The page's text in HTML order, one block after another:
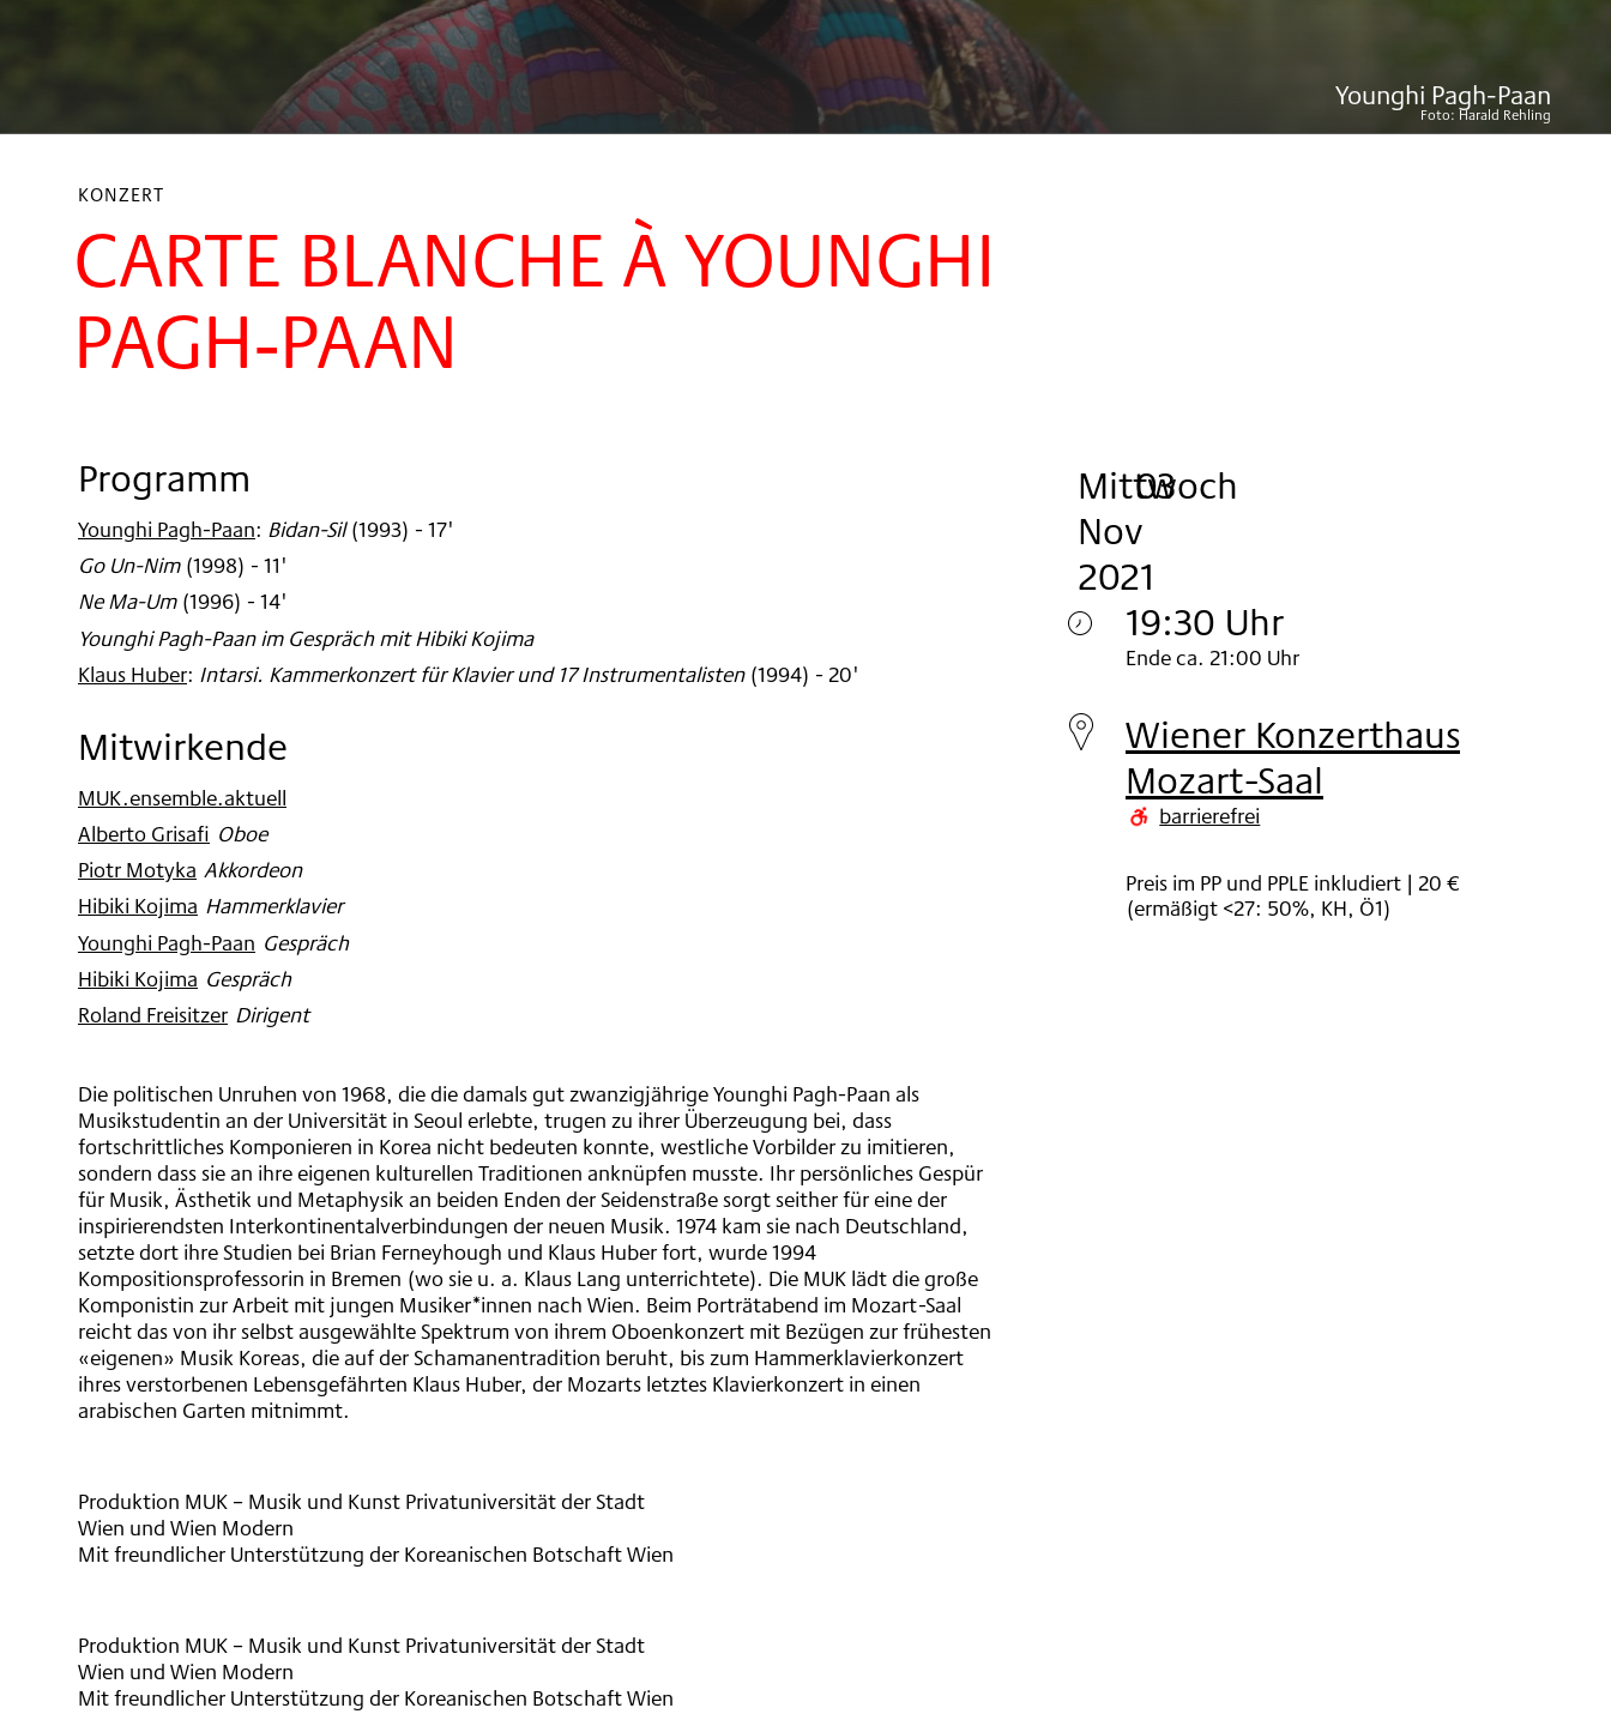
Younghi Pagh-Paan
Foto: Harald Rehling
KONZERT
CARTE BLANCHE À YOUNGHI
PAGH‐PAAN
Personal
Pass,
Personal
Pass
Limited
Edition
Mittwoch
, 03
.
Nov
2021
.
19:30 Uhr
Mittwoch
03.
Nov
2021
Ende ca. 21:00 Uhr
Wiener Konzerthaus
Mozart-Saal
barrierefrei
Preis im PP und PPLE inkludiert | 20 €
(ermäßigt <27: 50%, KH, Ö1)
Programm
Younghi Pagh-Paan: Bidan-Sil (1993) - 17'
Go Un-Nim (1998) - 11'
Ne Ma-Um (1996) - 14'
Younghi Pagh-Paan im Gespräch mit Hibiki Kojima
Klaus Huber: Intarsi. Kammerkonzert für Klavier und 17 Instrumentalisten (1994) - 20'
Mitwirkende
MUK.ensemble.aktuell
Alberto Grisafi: Oboe
Piotr Motyka: Akkordeon
Hibiki Kojima: Hammerklavier
Younghi Pagh-Paan: Gespräch
Hibiki Kojima: Gespräch
Roland Freisitzer
: Dirigent
Die politischen Unruhen von 1968, die die damals gut zwanzigjährige Younghi Pagh-Paan als
Musikstudentin an der Universität in Seoul erlebte, trugen zu ihrer Überzeugung bei, dass
fortschrittliches Komponieren in Korea nicht bedeuten konnte, westliche Vorbilder zu imitieren,
sondern dass sie an ihre eigenen kulturellen Traditionen anknüpfen musste. Ihr persönliches Gespür
für Musik, Ästhetik und Metaphysik an beiden Enden der Seidenstraße sorgt seither für eine der
inspirierendsten Interkontinentalverbindungen der neuen Musik. 1974 kam sie nach Deutschland,
setzte dort ihre Studien bei Brian Ferneyhough und Klaus Huber fort, wurde 1994
Kompositionsprofessorin in Bremen (wo sie u. a. Klaus Lang unterrichtete). Die MUK lädt die große
Komponistin zur Arbeit mit jungen Musiker*innen nach Wien. Beim Porträtabend im Mozart-Saal
reicht das von ihr selbst ausgewählte Spektrum von ihrem Oboenkonzert mit Bezügen zur frühesten
«eigenen» Musik Koreas, die auf der Schamanentradition beruht, bis zum Hammerklavierkonzert
ihres verstorbenen Lebensgefährten Klaus Huber, der Mozarts letztes Klavierkonzert in einen
arabischen Garten mitnimmt.
Produktion MUK – Musik und Kunst Privatuniversität der Stadt
Wien und Wien Modern
Mit freundlicher Unterstützung der Koreanischen Botschaft Wien
Produktion MUK – Musik und Kunst Privatuniversität der Stadt
Wien und Wien Modern
Mit freundlicher Unterstützung der Koreanischen Botschaft Wien